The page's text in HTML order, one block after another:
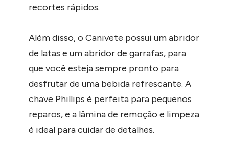
recortes rápidos.
Além disso, o Canivete possui um abridor
de latas e um abridor de garrafas, para
que você esteja sempre pronto para
desfrutar de uma bebida refrescante. A
chave Phillips é perfeita para pequenos
reparos, e a lâmina de remoção e limpeza
é ideal para cuidar de detalhes.